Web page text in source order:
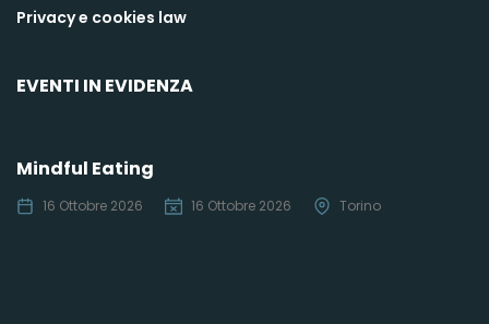
Privacy e cookies law
EVENTI IN EVIDENZA
Mindful Eating
16 Ottobre 2026 16 Ottobre 2026 Torino